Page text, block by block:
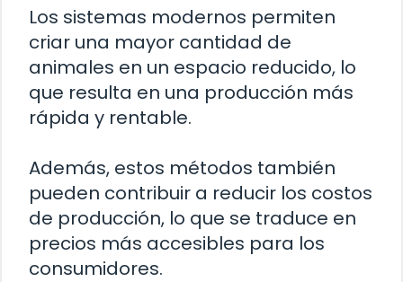
Los sistemas modernos permiten
criar una mayor cantidad de
animales en un espacio reducido, lo
que resulta en una producción más
rápida y rentable.
Además, estos métodos también
pueden contribuir a reducir los costos
de producción, lo que se traduce en
precios más accesibles para los
consumidores.